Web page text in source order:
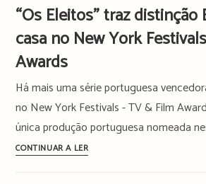
anos
em
Proibidos”:
série
que
desafia
convenções
estreia
“Os Eleitos” traz distinção
casa no New York
Awards
Há mais uma série portuguesa
no New York Festivals - TV & Film
única produção portuguesa nomeada
CONTINUAR A LER“Os